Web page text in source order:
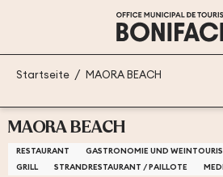
principal
Startseite MAORA BEACH
MAORA BEACH
RESTAURANT GASTRONOMIE UND
GRILL
STRANDRESTAURANT / PAILLOTE